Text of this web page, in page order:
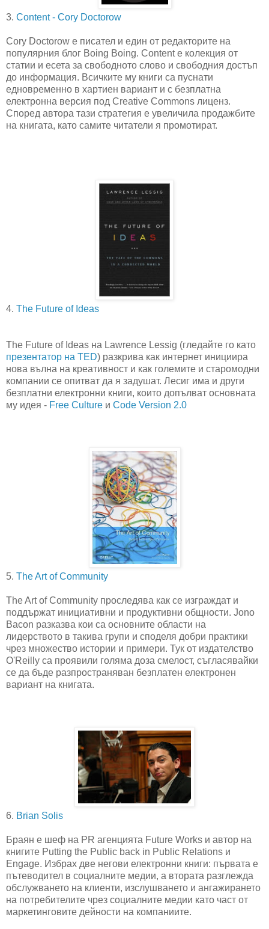
3. Content - Cory Doctorow
Cory Doctorow е писател и един от редакторите на
популярния блог Boing Boing. Content е колекция от
статии и есета за свободното слово и свободния достъп
до информация. Всичките му книги са пуснати
едновременно в хартиен вариант и с безплатна
електронна версия под Creative Commons лиценз.
Според автора тази стратегия е увеличила продажбите
на книгата, като самите читатели я промотират.
4. The Future of Ideas
The Future of Ideas на Lawrence Lessig (гледайте го като
презентатор на TED) разкрива как интернет инициира
нова вълна на креативност и как големите и старомодни
компании се опитват да я задушат. Лесиг има и други
безплатни електронни книги, които допълват основната
му идея - Free Culture и Code Version 2.0
5. The Art of Community
The Art of Community проследява как се изграждат и
поддържат инициативни и продуктивни общности. Jono
Bacon разказва кои са основните области на
лидерството в такива групи и споделя добри практики
чрез множество истории и примери. Тук от издателство
O'Reilly са проявили голяма доза смелост, съгласявайки
се да бъде разпространяван безплатен електронен
вариант на книгата.
6. Brian Solis
Браян е шеф на PR агенцията Future Works и автор на
книгите Putting the Public back in Public Relations и
Engage. Избрах две негови електронни книги: първата е
пътеводител в социалните медии, а втората разглежда
обслужването на клиенти, изслушването и ангажирането
на потребителите чрез социалните медии като част от
маркетинговите дейности на компаниите.